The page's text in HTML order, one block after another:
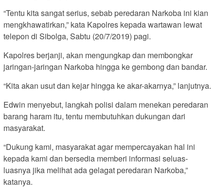
“Tentu kita sangat serius, sebab peredaran Narkoba ini kian
mengkhawatirkan,” kata Kapolres kepada wartawan lewat
telepon di Sibolga, Sabtu (20/7/2019) pagi.
Kapolres berjanji, akan mengungkap dan membongkar
jaringan-jaringan Narkoba hingga ke gembong dan bandar.
“Kita akan usut dan kejar hingga ke akar-akarnya,” lanjutnya.
Edwin menyebut, langkah polisi dalam menekan peredaran
barang haram itu, tentu membutuhkan dukungan dari
masyarakat.
“Dukung kami, masyarakat agar mempercayakan hal ini
kepada kami dan bersedia memberi informasi seluas-
luasnya jika melihat ada gelagat peredaran Narkoba,”
katanya.